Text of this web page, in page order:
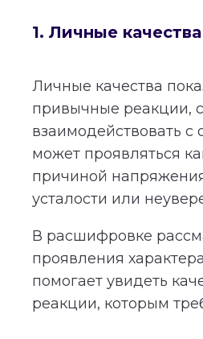
1. Личные качества
Личные качества
привычные реакции,
взаимодействовать
может проявляться
причиной
усталости или
В расшифровке
проявления
помогает увидеть
реакции, которым